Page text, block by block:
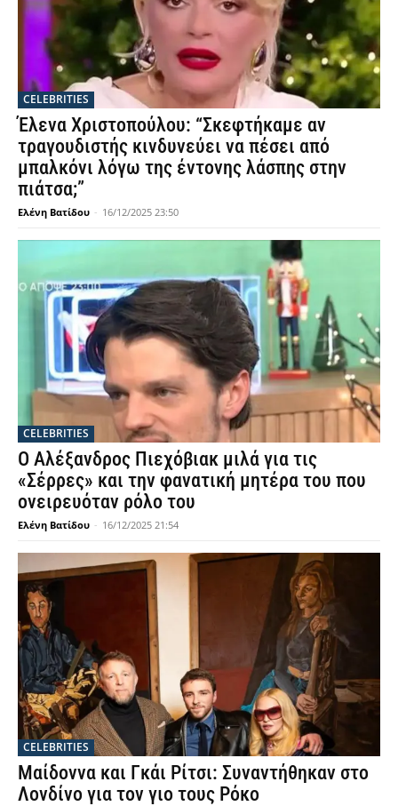
CELEBRITIES
Έλενα Χριστοπούλου: “Σκεφτήκαμε αν
τραγουδιστής κινδυνεύει να πέσει από
μπαλκόνι λόγω της έντονης λάσπης στην
πιάτσα;”
Ελένη Βατίδου - 16/12/2025 23:50
CELEBRITIES
Ο Αλέξανδρος Πιεχόβιακ μιλά για τις
«Σέρρες» και την φανατική μητέρα του που
ονειρευόταν ρόλο του
Ελένη Βατίδου - 16/12/2025 21:54
CELEBRITIES
Μαίδοννα και Γκάι Ρίτσι: Συναντήθηκαν στο
Λονδίνο για τον γιο τους Ρόκο